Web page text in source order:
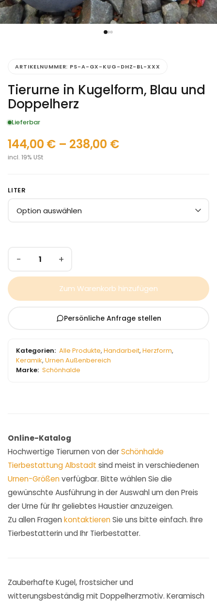
ARTIKELNUMMER: PS-A-GX-KUG-DHZ-BL-XXX
Tierurne in Kugelform, Blau und
Doppelherz
Lieferbar
144,00 € – 238,00 €
incl. 19% USt
LITER
− +
Zum Warenkorb hinzufügen
Persönliche Anfrage stellen
Kategorien: Alle Produkte, Handarbeit, Herzform,
Keramik, Urnen Außenbereich
Marke: Schönhalde
Online-Katalog
Hochwertige Tierurnen von derSchönhalde
Tierbestattung Albstadt sind meist in verschiedenen
Urnen-Größenverfügbar. Bitte wählen Sie die
gewünschte Ausführung in der Auswahl um den Preis
der Urne für Ihr geliebtes Haustier anzuzeigen.
Zu allen Fragen kontaktierenSie uns bitte einfach. Ihre
Tierbestatterin und Ihr Tierbestatter.
Zauberhafte Kugel, frostsicher und
witterungsbeständig mit Doppelherzmotiv. Keramisch